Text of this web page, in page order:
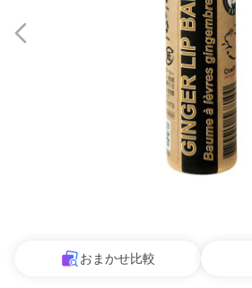
おまかせ比較